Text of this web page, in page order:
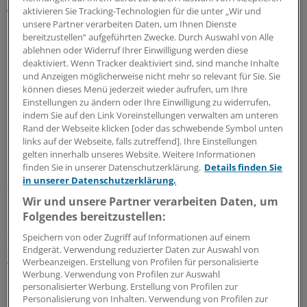
gemacht.
Er sei dafür verantwortlich, dass an der Göttinger
Universitätsmedizin systematisch Patientendaten
manipuliert und falsche Angaben gegenüber der
Organverteilungsstelle Eurotransplant gemacht wurden.
Richtlinien und Verfahrensabläufe im Blick
Damit habe er billigend in Kauf genommen, dass andere
Patienten auf der Warteliste nach hinten rutschten und
der Gefahr eines früheren Todes ausgesetzt wurden.
Das Gericht setzt sich in seinem Urteil nicht nur mit den
einzelnen Tatvorwürfen, sondern auch mit den
allgemeinen Richtlinien und Verfahrensabläufen in der
Transplantationsmedizin auseinander.
Einer der Hauptgründe für den Freispruch war, dass die
aktivieren Sie Tracking-Technologien für die unter „Wir und
unsere Partner verarbeiten Daten, um Ihnen Dienste
bereitzustellen“ aufgeführten Zwecke. Durch Auswahl von Alle
ablehnen oder Widerruf Ihrer Einwilligung werden diese
deaktiviert. Wenn Tracker deaktiviert sind, sind manche Inhalte
und Anzeigen möglicherweise nicht mehr so relevant für Sie. Sie
können dieses Menü jederzeit wieder aufrufen, um Ihre
Einstellungen zu ändern oder Ihre Einwilligung zu widerrufen,
indem Sie auf den Link Voreinstellungen verwalten am unteren
Rand der Webseite klicken [oder das schwebende Symbol unten
links auf der Webseite, falls zutreffend]. Ihre Einstellungen
gelten innerhalb unseres Website. Weitere Informationen
finden Sie in unserer Datenschutzerklärung. Details finden Sie
in unserer Datenschutzerklärung.
Wir und unsere Partner verarbeiten Daten, um
Folgendes bereitzustellen:
Speichern von oder Zugriff auf Informationen auf einem
Endgerät. Verwendung reduzierter Daten zur Auswahl von
Werbeanzeigen. Erstellung von Profilen für personalisierte
Werbung. Verwendung von Profilen zur Auswahl
personalisierter Werbung. Erstellung von Profilen zur
Personalisierung von Inhalten. Verwendung von Profilen zur